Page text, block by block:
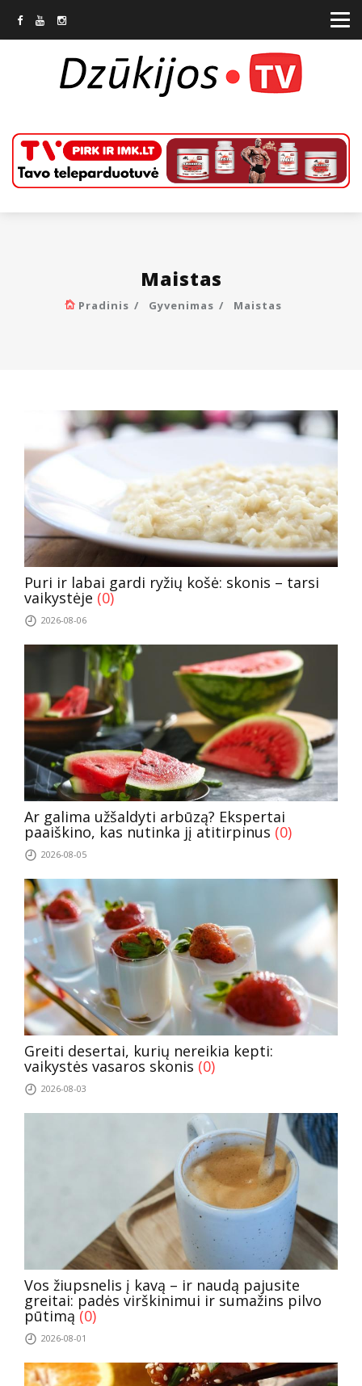
Maistas
Pradinis Gyvenimas Maistas
Puri ir labai gardi ryžių košė: skonis – tarsi
vaikystėje (0)
2026-08-06
Ar galima užšaldyti arbūzą? Ekspertai
paaiškino, kas nutinka jį atitirpinus (0)
2026-08-05
Greiti desertai, kurių nereikia kepti:
vaikystės vasaros skonis (0)
2026-08-03
Vos žiupsnelis į kavą – ir naudą pajusite
greitai: padės virškinimui ir sumažins pilvo
pūtimą (0)
2026-08-01